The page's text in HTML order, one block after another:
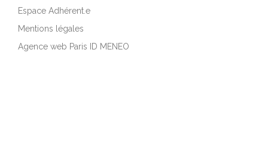
Espace Adhérent.e
Mentions légales
Agence web Paris ID MENEO